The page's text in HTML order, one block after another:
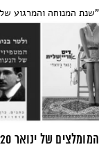
"שנת המנוחה והמרגוע
המומלצים של ינואר 2020